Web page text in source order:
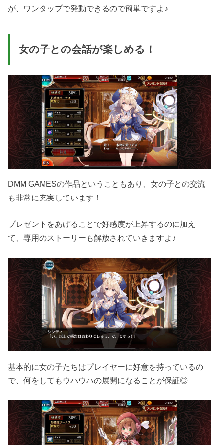
が、ワンタップで発動できるので簡単ですよ♪
女の子との会話が楽しめる！
DMM GAMESの作品ということもあり、女の子との交流
も非常に充実しています！
プレゼントをあげることで好感度が上昇するのに加え
て、専用のストーリーも解放されていきますよ♪
基本的に女の子たちはプレイヤーに好意を持っているの
で、何をしてもウハウハの展開になることが保証◎